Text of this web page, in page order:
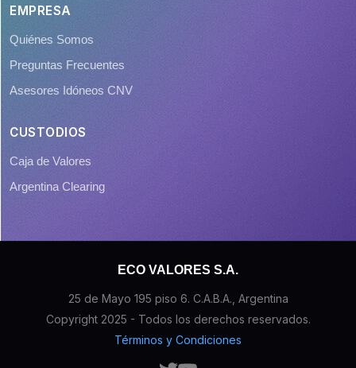
EMPRESA
Quiénes Somos
Preguntas Frecuentes
Asesores Idóneos CNV
CUSTODIOS
Caja de Valores
Argentina Clearing
ECO VALORES S.A.
25 de Mayo 195 piso 6. C.A.B.A., Argentina
Copyright 2025 - Todos los derechos reservados.
Términos y Condiciones